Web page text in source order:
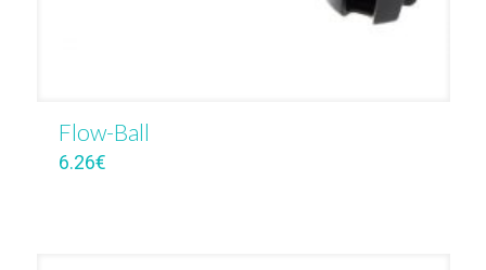
Flow-Ball
6.26€